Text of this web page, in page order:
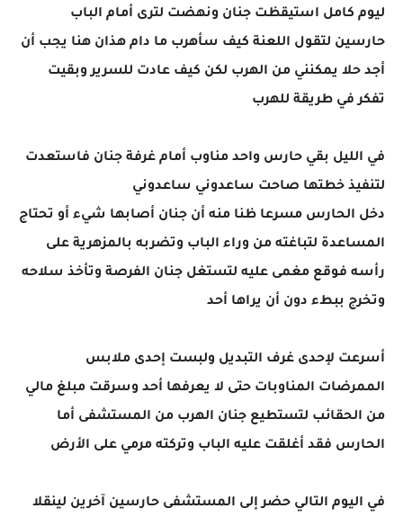
ليوم كامل استيقظت جنان ونهضت لترى أمام الباب
حارسين لتقول اللعنة كيف سأهرب ما دام هذان هنا يجب أن
أجد حلا يمكنني من الهرب لكن كيف عادت للسرير وبقيت
تفكر في طريقة للهرب
في الليل بقي حارس واحد مناوب أمام غرفة جنان فاستعدت
لتنفيذ خطتها صاحت ساعدوني ساعدوني
دخل الحارس مسرعا ظنا منه أن جنان أصابها شيء أو تحتاج
المساعدة لتباغته من وراء الباب وتضربه بالمزهرية على
رأسه فوقع مغمى عليه لتستغل جنان الفرصة وتأخذ سلاحه
وتخرج ببطء دون أن يراها أحد
أسرعت لإحدى غرف التبديل ولبست إحدى ملابس
الممرضات المناوبات حتى لا يعرفها أحد وسرقت مبلغ مالي
من الحقائب لتستطيع جنان الهرب من المستشفى أما
الحارس فقد أغلقت عليه الباب وتركته مرمي على الأرض
في اليوم التالي حضر إلى المستشفى حارسين آخرين لينقلا